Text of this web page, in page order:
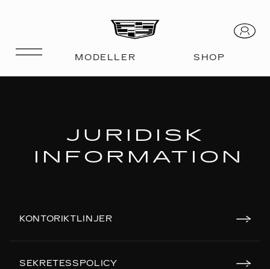
JURIDISK
INFORMATION
KONTORIKTLINJER
SEKRETESSPOLICY